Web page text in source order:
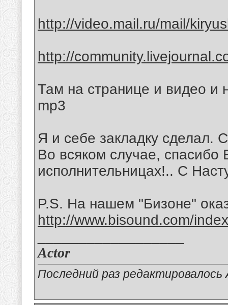
http://video.mail.ru/mail/
http://
Там на странице и видео и
mp3
Я и себе закладку сделал.
Во всяком случае,
исполнительницах!.. С
P.S. На нашем "Бизоне"
http://www.bisound.com/
Actor
Последний раз редактировалось